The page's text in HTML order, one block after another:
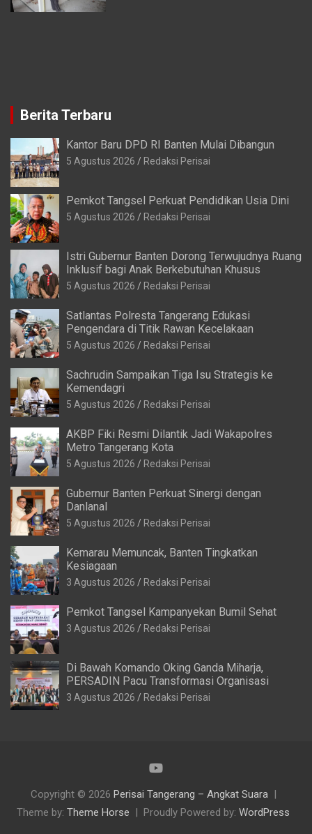
Berita Terbaru
Kantor Baru DPD RI Banten Mulai Dibangun
5 Agustus 2026 Redaksi Perisai
Pemkot Tangsel Perkuat Pendidikan Usia Dini
5 Agustus 2026 Redaksi Perisai
Istri Gubernur Banten Dorong Terwujudnya Ruang
Inklusif bagi Anak Berkebutuhan Khusus
5 Agustus 2026 Redaksi Perisai
Satlantas Polresta Tangerang Edukasi
Pengendara di Titik Rawan Kecelakaan
5 Agustus 2026 Redaksi Perisai
Sachrudin Sampaikan Tiga Isu Strategis ke
Kemendagri
5 Agustus 2026 Redaksi Perisai
AKBP Fiki Resmi Dilantik Jadi Wakapolres
Metro Tangerang Kota
5 Agustus 2026 Redaksi Perisai
Gubernur Banten Perkuat Sinergi dengan
Danlanal
5 Agustus 2026 Redaksi Perisai
Kemarau Memuncak, Banten Tingkatkan
Kesiagaan
3 Agustus 2026 Redaksi Perisai
Pemkot Tangsel Kampanyekan Bumil Sehat
3 Agustus 2026 Redaksi Perisai
Di Bawah Komando Oking Ganda Miharja,
PERSADIN Pacu Transformasi Organisasi
3 Agustus 2026 Redaksi Perisai
Copyright © 2026 Perisai Tangerang – Angkat Suara
Theme by: Theme Horse Proudly Powered by: WordPress